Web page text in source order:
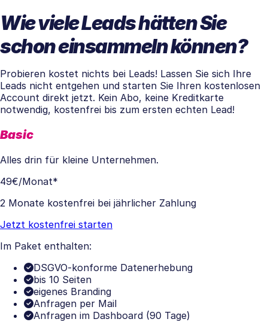
Wie viele Leads hätten Sie
schon einsammeln können?
Probieren kostet nichts bei Leads! Lassen Sie sich Ihre
Leads nicht entgehen und starten Sie Ihren kostenlosen
Account direkt jetzt. Kein Abo, keine Kreditkarte
notwendig, kostenfrei bis zum ersten echten Lead!
Basic
Alles drin für kleine Unternehmen.
49€/Monat*
2 Monate kostenfrei bei jährlicher Zahlung
Jetzt kostenfrei starten
Im Paket enthalten:
DSGVO-konforme Datenerhebung
bis 10 Seiten
eigenes Branding
Anfragen per Mail
Anfragen im Dashboard (90 Tage)